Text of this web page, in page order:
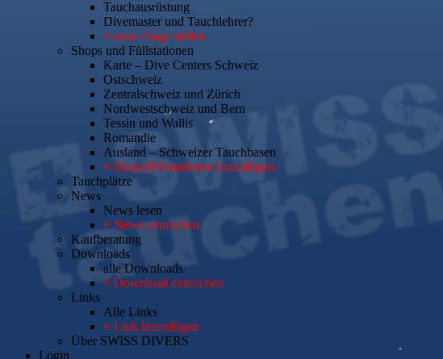
Tauchausrüstung
Divemaster und Tauchlehrer?
+ neue Frage stellen
Shops und Füllstationen
Karte – Dive Centers Schweiz
Ostschweiz
Zentralschweiz und Zürich
Nordwestschweiz und Bern
Tessin und Wallis
Romandie
Ausland – Schweizer Tauchbasen
+ Shops/Füllstationen hinzufügen
Tauchplätze
News
News lesen
+ News einreichen
Kaufberatung
Downloads
alle Downloads
+ Download einreichen
Links
Alle Links
+ Link hinzufügen
Über SWISS DIVERS
Login